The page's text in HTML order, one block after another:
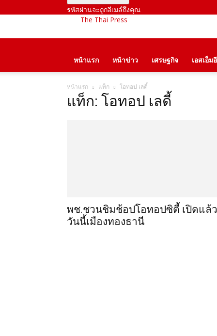
รหัสผ่านจะถูกอีเมล์ถึงคุณ
The Thai Press
หน้าแรก หน้าข่าว เศรษฐกิจ เอสเอ็มอี
หน้าแรก แท็ก โอทอป เลดี้
แท็ก: โอทอป เลดี้
พช.ชวนชิมช้อปโอทอปซิตี้ เปิดแล้ว
วันนี้เมืองทองธานี